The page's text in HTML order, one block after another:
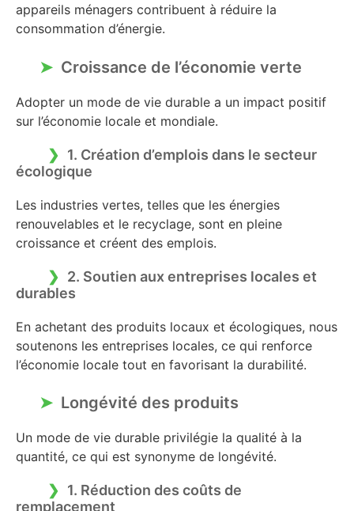
appareils ménagers contribuent à réduire la
consommation d’énergie.
Croissance de l’économie verte
Adopter un mode de vie durable a un impact positif
sur l’économie locale et mondiale.
1. Création d’emplois dans le secteur
écologique
Les industries vertes, telles que les énergies
renouvelables et le recyclage, sont en pleine
croissance et créent des emplois.
2. Soutien aux entreprises locales et
durables
En achetant des produits locaux et écologiques, nous
soutenons les entreprises locales, ce qui renforce
l’économie locale tout en favorisant la durabilité.
Longévité des produits
Un mode de vie durable privilégie la qualité à la
quantité, ce qui est synonyme de longévité.
1. Réduction des coûts de
remplacement